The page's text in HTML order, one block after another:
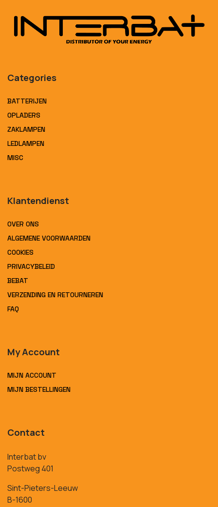
Categories
BATTERIJEN
OPLADERS
ZAKLAMPEN
LEDLAMPEN
MISC
Klantendienst
OVER ONS
ALGEMENE VOORWAARDEN
COOKIES
PRIVACYBELEID
BEBAT
VERZENDING EN RETOURNEREN
FAQ
My Account
MIJN ACCOUNT
MIJN BESTELLINGEN
Contact
Interbat bv
Postweg 401
Sint-Pieters-Leeuw
B-1600